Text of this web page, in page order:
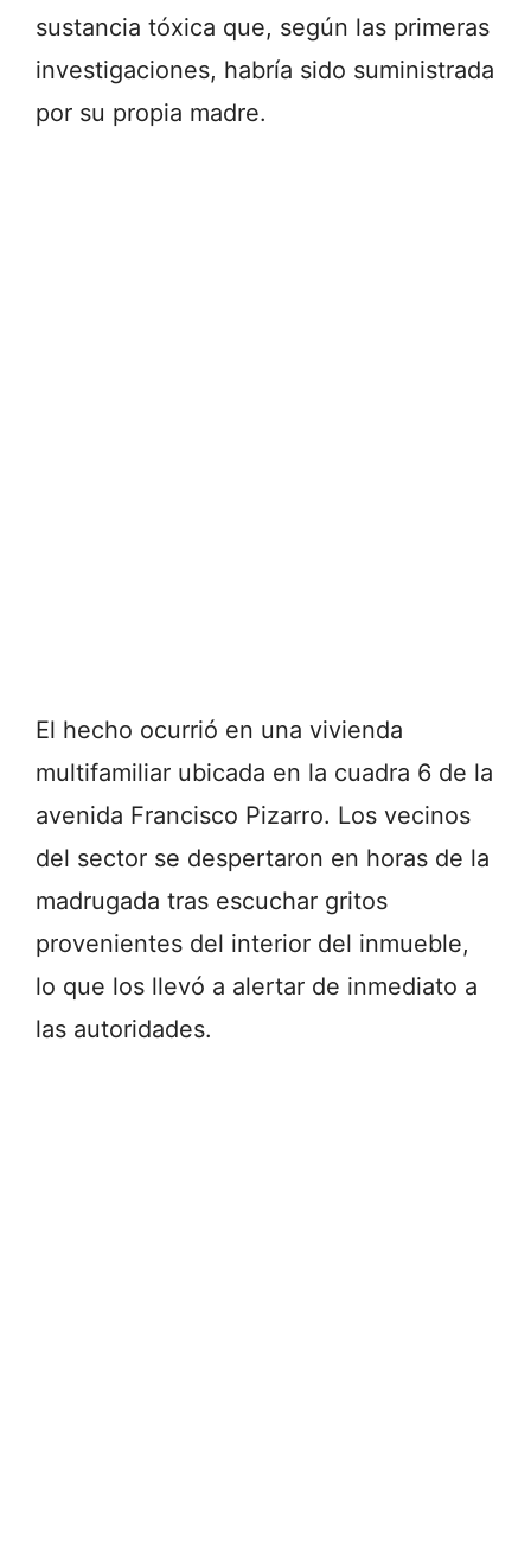
sustancia tóxica que, según las primeras
investigaciones, habría sido suministrada
por su propia madre.
El hecho ocurrió en una vivienda
multifamiliar ubicada en la cuadra 6 de la
avenida Francisco Pizarro. Los vecinos
del sector se despertaron en horas de la
madrugada tras escuchar gritos
provenientes del interior del inmueble,
lo que los llevó a alertar de inmediato a
las autoridades.